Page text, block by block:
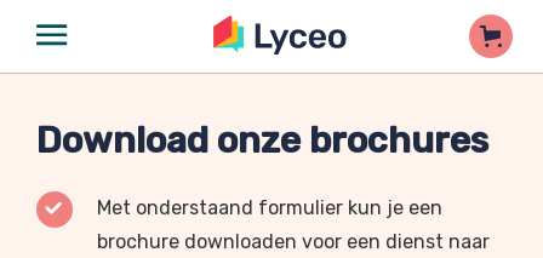
Download onze brochures
Met onderstaand formulier kun je een
brochure downloaden voor een dienst naar